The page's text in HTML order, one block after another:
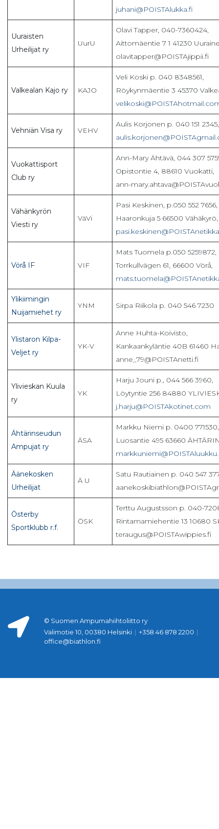
juhani@POISTAlukka.fi
Uuraisten
Urheilijat ry
UurU
Olavi Tapper, 040-7360424,
Aittomäentie 7 1 41230
olavitapper@POISTAjippii.fi
Valkealan Kajo ry KAJO
Veli Koski p. 040 8348561,
Röykynmäentie 3 45370
Vehniän Visa ry VEHV
Aulis Korjonen p. 040 151 2345,
Vuokattisport
Club ry
Ann-Mary Ähtävä, 044 307
Opistontie 4, 88610 Vuokatti,
ann-
Vähänkyrön
Viesti ry
VäVi
Pasi Keskinen, p.050 552 7656,
Haaronkuja 5 66500 Vähäkyrö,
Vörå IF VIF
Mats Tuomela p.050 5259872,
Torrkullvägen 61, 66600 Vörå,
Ylikiimingin
Nuijamiehet ry
YNM Sirpa Riikola p. 040 546 7230
Ylistaron Kilpa-
Veljet ry
YK-V
Anne Huhta-Koivisto,
Kankaankyläntie 40B 61460
anne_79@POISTAnetti.fi
Ylivieskan Kuula
ry
YK
Harju Jouni p., 044 566 3960,
Löytyntie 256 84880
j.harju@POISTAkotinet.com
Ähtärinseudun
Ampujat ry
ÄSA
Markku Niemi p. 0400 771530,
Luosantie 495 63660
Äänekosken
Urheilijat
Ä U
Satu Rautiainen p. 040 547
Österby
Sportklubb r.f.
ÖSK
Terttu Augustsson p. 040-
Rintamamiehentie 13 10680
teraugus@POISTAwippies.fi
© Suomen Ampumahiihtoliitto ry
Valimotie 10, 00380 Helsinki | +358 46 878 2200 |
office@biathlon.fi